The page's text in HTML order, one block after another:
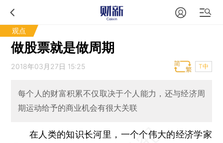
观点
做股票就是做周期
2018年03月27日 15:25 T中
每个人的财富积累不仅取决于个人能力，还与经济周
期运动给予的商业机会有很大关联
在人类的知识长河里，一个个伟大的经济学家